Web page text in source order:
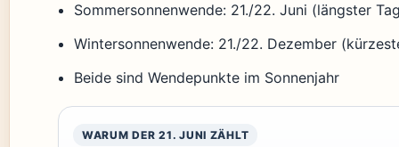
Sommersonnenwende: 21./22. Juni (längster
Wintersonnenwende: 21./22. Dezember
Beide sind Wendepunkte im Sonnenjahr
WARUM DER 21. JUNI ZÄHLT